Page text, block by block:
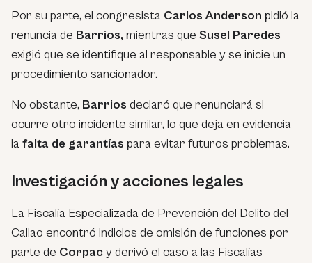
Por su parte, el congresista Carlos Anderson pidió la
renuncia de Barrios, mientras que Susel Paredes
exigió que se identifique al responsable y se inicie un
procedimiento sancionador.
No obstante, Barrios declaró que renunciará si
ocurre otro incidente similar, lo que deja en evidencia
la falta de garantías para evitar futuros problemas.
Investigación y acciones legales
La Fiscalía Especializada de Prevención del Delito del
Callao encontró indicios de omisión de funciones por
parte de Corpacy derivó el caso a las Fiscalías